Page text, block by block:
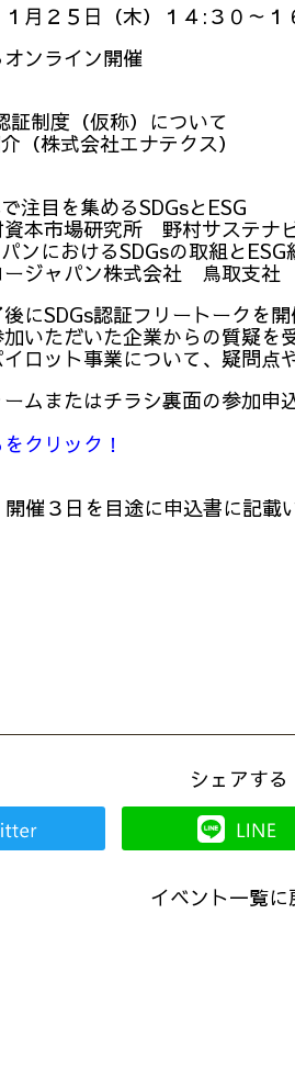
２５日（木）１４:３０～１
ンライン開催
（仮称）について
会社エナテクス）
集めるSDGsとESG
究所 野村サステナビリ
けるSDGsの取組とESG
ン株式会社 鳥取支社
認証フリートークを開
いた企業からの質疑を受
業について、疑問点や確
またはチラシ裏面の参加申
クリック！
催３日を目途に申込書に記載
シェアする
イベント一覧に